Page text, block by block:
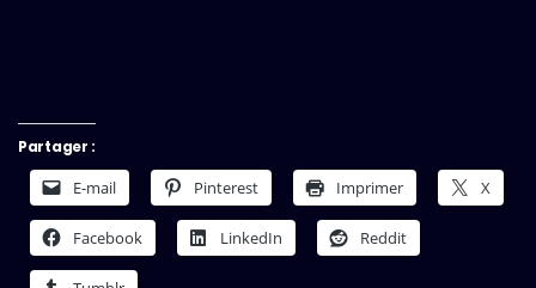
Partager :
E-mail Pinterest Imprimer X
Facebook LinkedIn Reddit